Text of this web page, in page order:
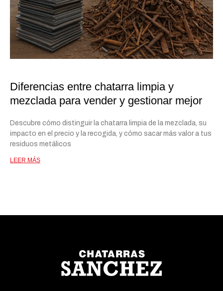
Diferencias entre chatarra limpia y
mezclada para vender y gestionar mejor
Descubre cómo distinguir la chatarra limpia de la mezclada, su
impacto en el precio y la recogida, y cómo sacar más valor a tus
residuos metálicos
LEER MÁS